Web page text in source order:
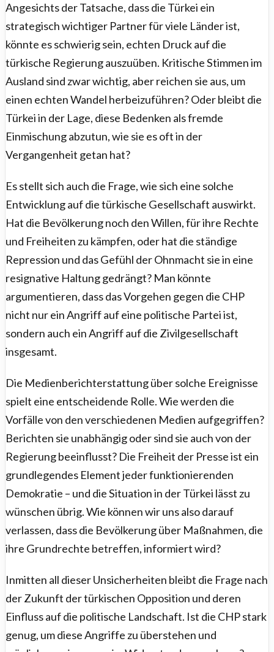
Angesichts der Tatsache, dass die Türkei ein
strategisch wichtiger Partner für viele Länder ist,
könnte es schwierig sein, echten Druck auf die
türkische Regierung auszuüben. Kritische Stimmen im
Ausland sind zwar wichtig, aber reichen sie aus, um
einen echten Wandel herbeizuführen? Oder bleibt die
Türkei in der Lage, diese Bedenken als fremde
Einmischung abzutun, wie sie es oft in der
Vergangenheit getan hat?
Es stellt sich auch die Frage, wie sich eine solche
Entwicklung auf die türkische Gesellschaft auswirkt.
Hat die Bevölkerung noch den Willen, für ihre Rechte
und Freiheiten zu kämpfen, oder hat die ständige
Repression und das Gefühl der Ohnmacht sie in eine
resignative Haltung gedrängt? Man könnte
argumentieren, dass das Vorgehen gegen die CHP
nicht nur ein Angriff auf eine politische Partei ist,
sondern auch ein Angriff auf die Zivilgesellschaft
insgesamt.
Die Medienberichterstattung über solche Ereignisse
spielt eine entscheidende Rolle. Wie werden die
Vorfälle von den verschiedenen Medien aufgegriffen?
Berichten sie unabhängig oder sind sie auch von der
Regierung beeinflusst? Die Freiheit der Presse ist ein
grundlegendes Element jeder funktionierenden
Demokratie – und die Situation in der Türkei lässt zu
wünschen übrig. Wie können wir uns also darauf
verlassen, dass die Bevölkerung über Maßnahmen, die
ihre Grundrechte betreffen, informiert wird?
Inmitten all dieser Unsicherheiten bleibt die Frage nach
der Zukunft der türkischen Opposition und deren
Einfluss auf die politische Landschaft. Ist die CHP stark
genug, um diese Angriffe zu überstehen und